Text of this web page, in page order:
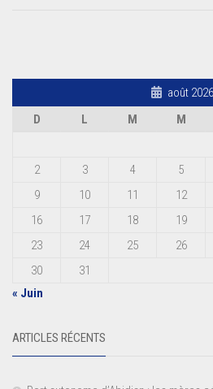
août 2026
D
L M M
2
3 4 5
9
10 11 12
16
17 18 19
23
24 25 26
30
31
« Juin
ARTICLES RÉCENTS